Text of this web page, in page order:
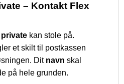
– Kontakt Flex
kan stole på.
et skilt til postkassen
Dit navn skal
på hele grunden.